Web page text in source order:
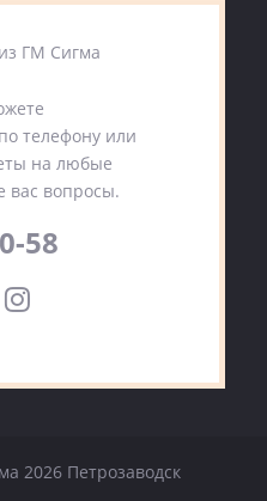
телефону или
на любые
вас вопросы.
58
2026 Петрозаводск